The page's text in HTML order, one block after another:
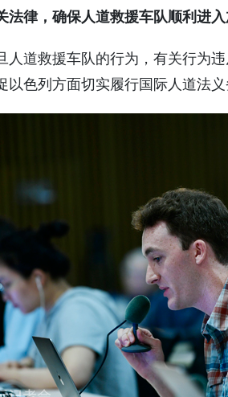
律，确保人道救援车队顺利进
人道救援车队的行为，有关行为
色列方面切实履行国际人道法